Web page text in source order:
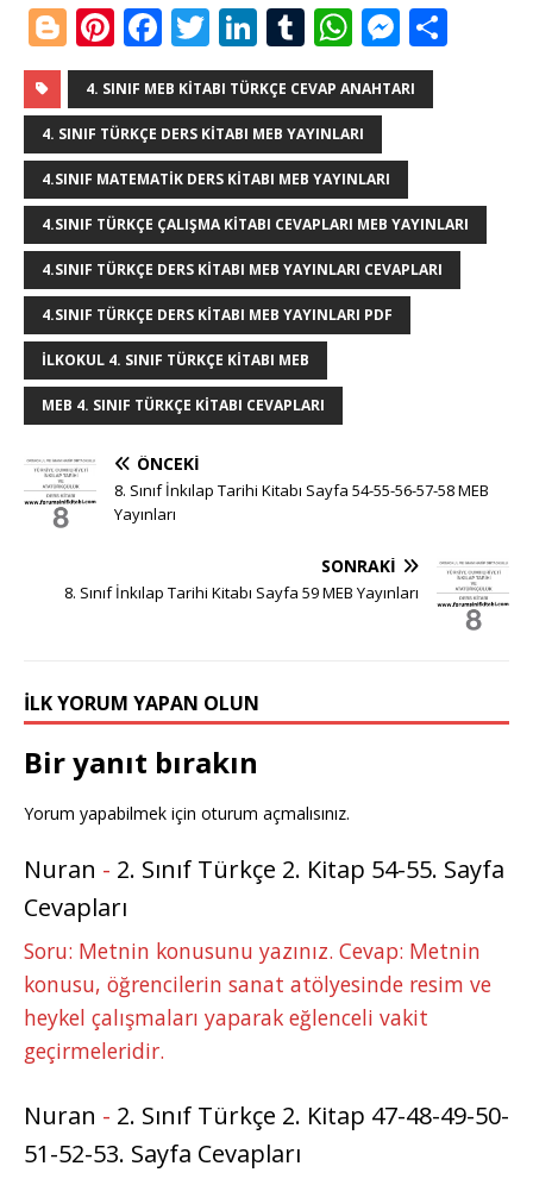
Bl
o
g
g
e
r
Pi
n
te
r
e
st
F
a
c
e
b
o
o
k
T
w
it
te
r
Li
n
k
e
dI
n
T
u
m
bl
r
W
h
at
s
A
p
p
M
e
ss
g
e
r
4. SINIF MEB KITABI TÜRKÇE CEVAP ANAHTARI
4. SINIF TÜRKÇE DERS KITABI MEB YAYINLARI
4.SINIF MATEMATIK DERS KITABI MEB YAYINLARI
4.SINIF TÜRKÇE ÇALIŞMA KITABI CEVAPLARI MEB YAYINLARI
4.SINIF TÜRKÇE DERS KITABI MEB YAYINLARI CEVAPLARI
4.SINIF TÜRKÇE DERS KITABI MEB YAYINLARI PDF
İLKOKUL 4. SINIF TÜRKÇE KITABI MEB
MEB 4. SINIF TÜRKÇE KITABI CEVAPLARI
ÖNCEKI
8. Sınıf İnkılap Tarihi Kitabı Sayfa 54-55-56-57-58 MEB
Yayınları
SONRAKI
8. Sınıf İnkılap Tarihi Kitabı Sayfa 59 MEB Yayınları
İLK YORUM YAPAN OLUN
Bir yanıt bırakın
Yorum yapabilmek için oturum açmalısınız.
Nuran - 2. Sınıf Türkçe 2. Kitap 54-55. Sayfa
Cevapları
Soru: Metnin konusunu yazınız. Cevap: Metnin
konusu, öğrencilerin sanat atölyesinde resim ve
heykel çalışmaları yaparak eğlenceli vakit
geçirmeleridir.
Nuran - 2. Sınıf Türkçe 2. Kitap 47-48-49-50-
51-52-53. Sayfa Cevapları